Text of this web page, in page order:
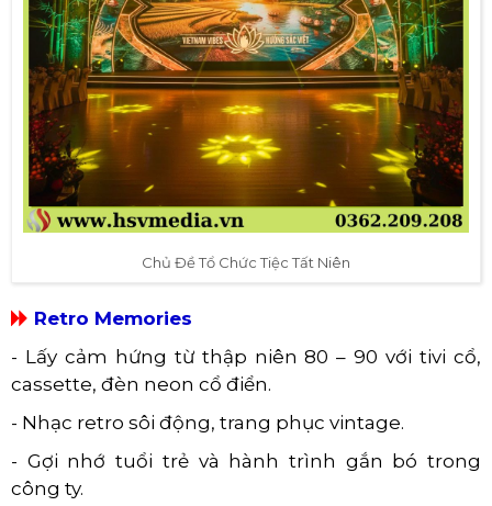
Chủ Đề Tổ Chức Tiệc Tất Niên
Retro Memories
- Lấy cảm hứng từ thập niên 80 – 90 với tivi cổ,
cassette, đèn neon cổ điển.
- Nhạc retro sôi động, trang phục vintage.
- Gợi nhớ tuổi trẻ và hành trình gắn bó trong
công ty.